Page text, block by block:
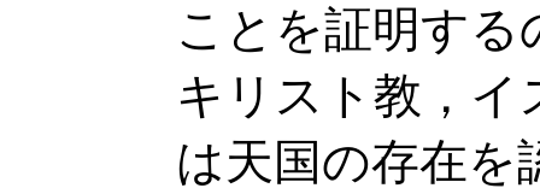
ことを証明する
キリスト教，イ
は天国の存在を